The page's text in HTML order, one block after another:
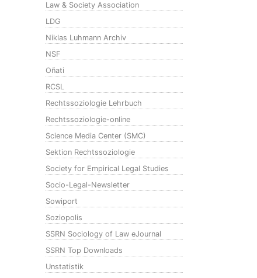
Law & Society Association
LDG
Niklas Luhmann Archiv
NSF
Oñati
RCSL
Rechtssoziologie Lehrbuch
Rechtssoziologie-online
Science Media Center (SMC)
Sektion Rechtssoziologie
Society for Empirical Legal Studies
Socio-Legal-Newsletter
Sowiport
Soziopolis
SSRN Sociology of Law eJournal
SSRN Top Downloads
Unstatistik